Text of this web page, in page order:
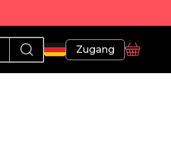
Zugang
Profil
Korb